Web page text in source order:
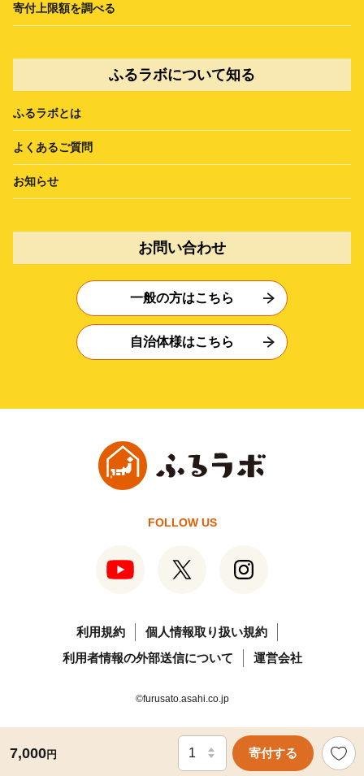
7,000円 寄付する
寄付上限額を調べる
ふるラボについて知る
ふるラボとは
よくあるご質問
お知らせ
お問い合わせ
一般の方はこちら
自治体様はこちら
FOLLOW US
利用規約
個人情報取り扱い規約
利用者情報の外部送信について
運営会社
©furusato.asahi.co.jp